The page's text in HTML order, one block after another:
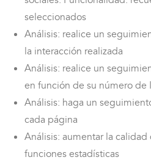
seleccionados
Análisis: realice un
la interacción realizada
Análisis: realice un
en función de su número de
Análisis: haga un
cada página
Análisis: aumentar la
funciones estadísticas